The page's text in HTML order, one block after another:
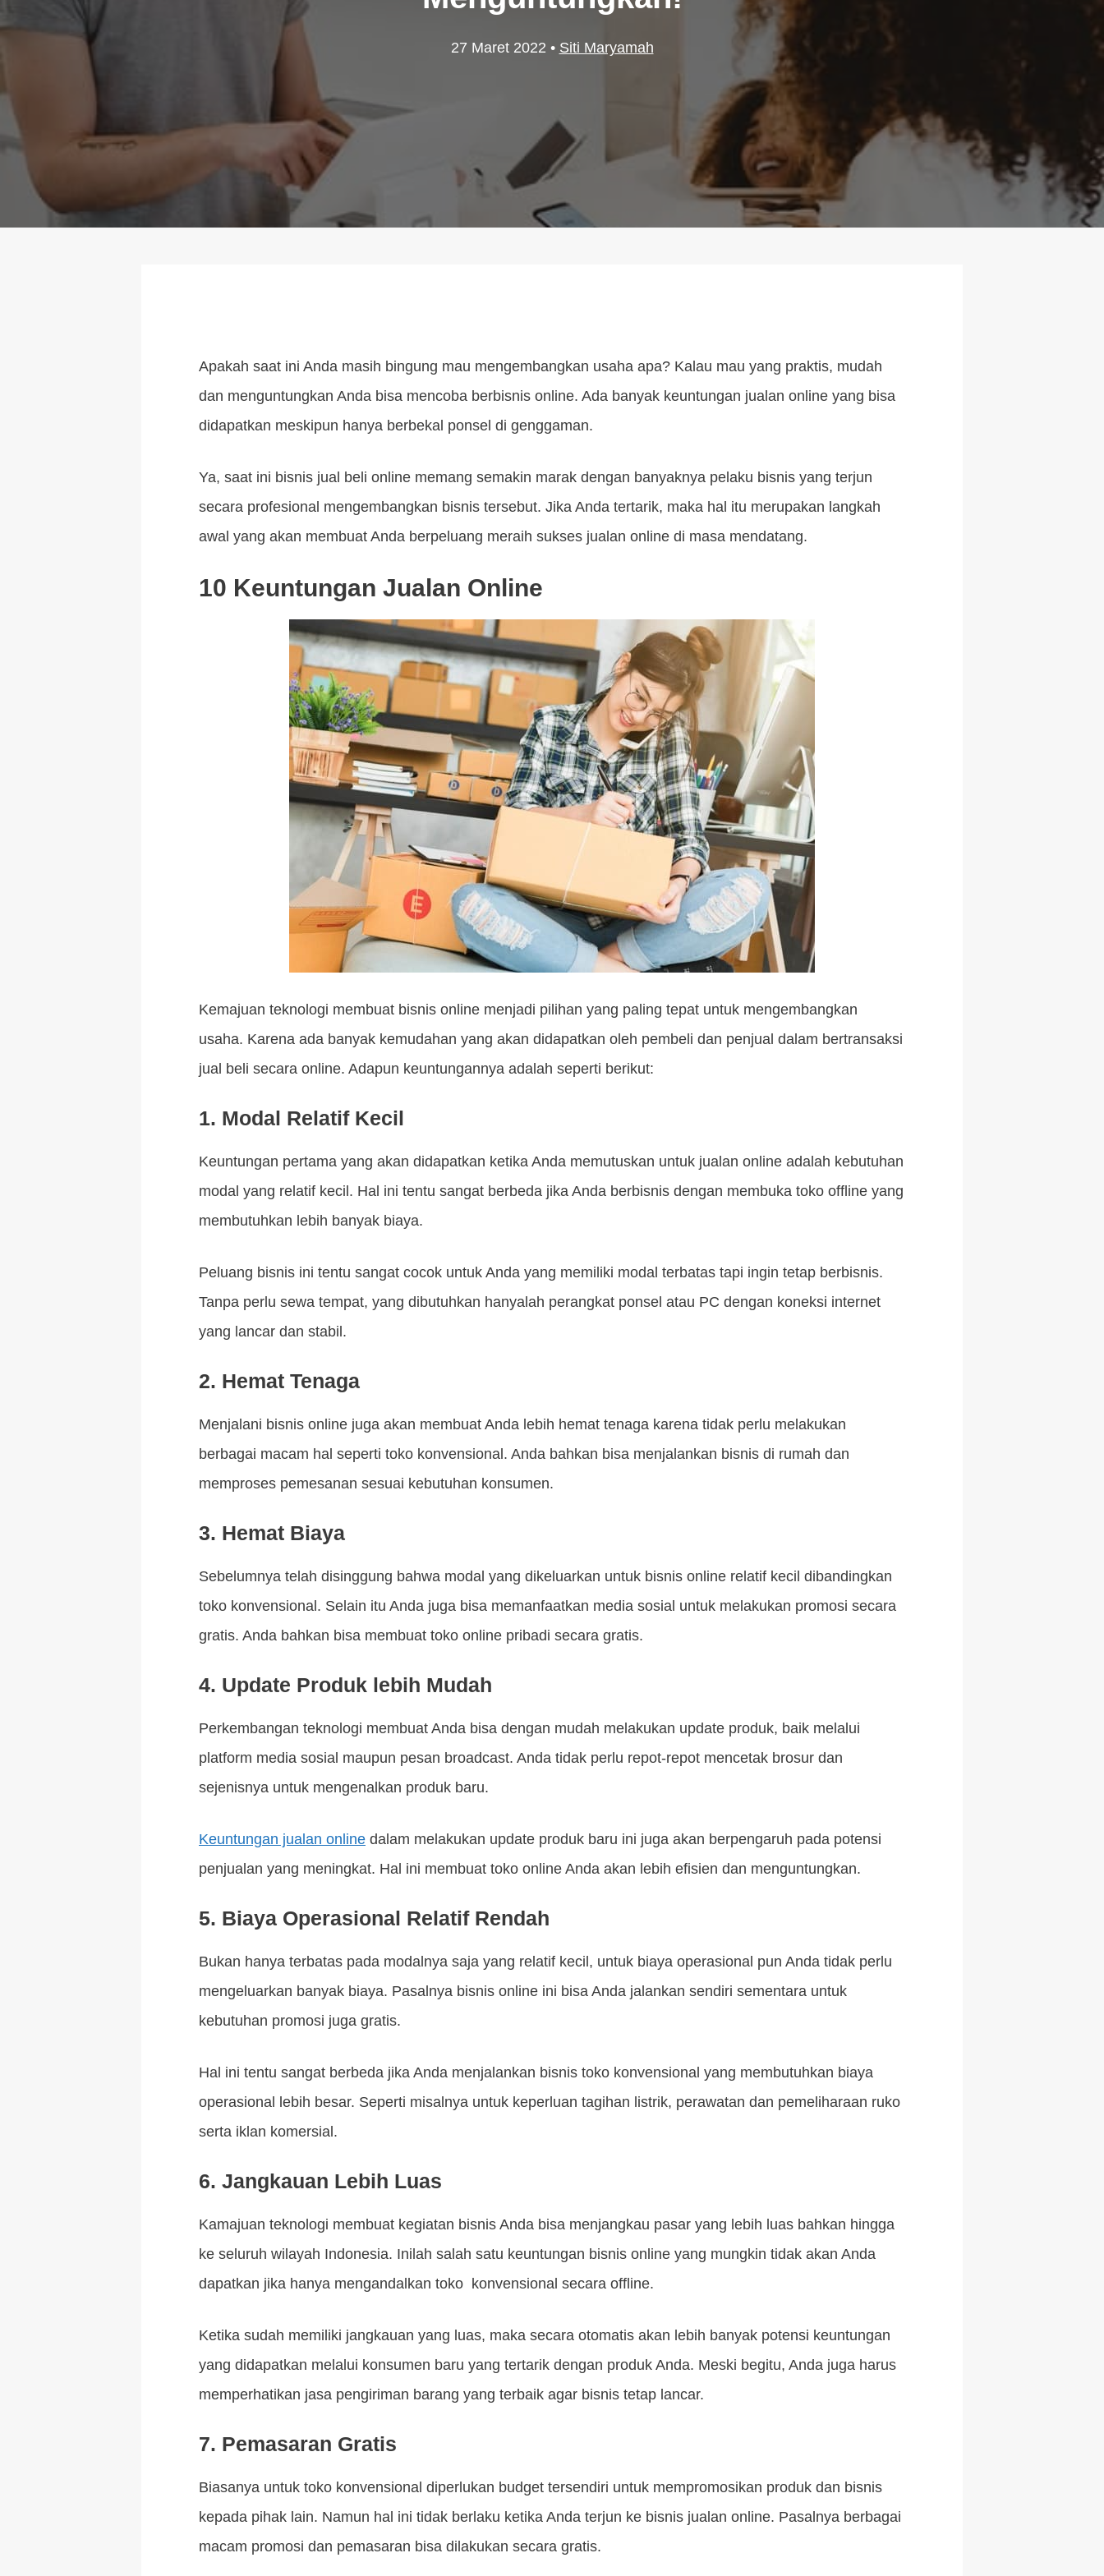
27 Maret 2022 • Siti Maryamah
Apakah saat ini Anda masih bingung mau mengembangkan usaha apa? Kalau mau yang praktis, mudah
dan menguntungkan Anda bisa mencoba berbisnis online. Ada banyak keuntungan jualan online yang bisa
didapatkan meskipun hanya berbekal ponsel di genggaman.
Ya, saat ini bisnis jual beli online memang semakin marak dengan banyaknya pelaku bisnis yang terjun
secara profesional mengembangkan bisnis tersebut. Jika Anda tertarik, maka hal itu merupakan langkah
awal yang akan membuat Anda berpeluang meraih sukses jualan online di masa mendatang.
10 Keuntungan Jualan Online
Kemajuan teknologi membuat bisnis online menjadi pilihan yang paling tepat untuk mengembangkan
usaha. Karena ada banyak kemudahan yang akan didapatkan oleh pembeli dan penjual dalam bertransaksi
jual beli secara online. Adapun keuntungannya adalah seperti berikut:
1. Modal Relatif Kecil
Keuntungan pertama yang akan didapatkan ketika Anda memutuskan untuk jualan online adalah kebutuhan
modal yang relatif kecil. Hal ini tentu sangat berbeda jika Anda berbisnis dengan membuka toko offline yang
membutuhkan lebih banyak biaya.
Peluang bisnis ini tentu sangat cocok untuk Anda yang memiliki modal terbatas tapi ingin tetap berbisnis.
Tanpa perlu sewa tempat, yang dibutuhkan hanyalah perangkat ponsel atau PC dengan koneksi internet
yang lancar dan stabil.
2. Hemat Tenaga
Menjalani bisnis online juga akan membuat Anda lebih hemat tenaga karena tidak perlu melakukan
berbagai macam hal seperti toko konvensional. Anda bahkan bisa menjalankan bisnis di rumah dan
memproses pemesanan sesuai kebutuhan konsumen.
3. Hemat Biaya
Sebelumnya telah disinggung bahwa modal yang dikeluarkan untuk bisnis online relatif kecil dibandingkan
toko konvensional. Selain itu Anda juga bisa memanfaatkan media sosial untuk melakukan promosi secara
gratis. Anda bahkan bisa membuat toko online pribadi secara gratis.
4. Update Produk lebih Mudah
Perkembangan teknologi membuat Anda bisa dengan mudah melakukan update produk, baik melalui
platform media sosial maupun pesan broadcast. Anda tidak perlu repot-repot mencetak brosur dan
sejenisnya untuk mengenalkan produk baru.
Keuntungan jualan online dalam melakukan update produk baru ini juga akan berpengaruh pada potensi
penjualan yang meningkat. Hal ini membuat toko online Anda akan lebih efisien dan menguntungkan.
5. Biaya Operasional Relatif Rendah
Bukan hanya terbatas pada modalnya saja yang relatif kecil, untuk biaya operasional pun Anda tidak perlu
mengeluarkan banyak biaya. Pasalnya bisnis online ini bisa Anda jalankan sendiri sementara untuk
kebutuhan promosi juga gratis.
Hal ini tentu sangat berbeda jika Anda menjalankan bisnis toko konvensional yang membutuhkan biaya
operasional lebih besar. Seperti misalnya untuk keperluan tagihan listrik, perawatan dan pemeliharaan ruko
serta iklan komersial.
6. Jangkauan Lebih Luas
Kamajuan teknologi membuat kegiatan bisnis Anda bisa menjangkau pasar yang lebih luas bahkan hingga
ke seluruh wilayah Indonesia. Inilah salah satu keuntungan bisnis online yang mungkin tidak akan Anda
dapatkan jika hanya mengandalkan toko konvensional secara offline.
Ketika sudah memiliki jangkauan yang luas, maka secara otomatis akan lebih banyak potensi keuntungan
yang didapatkan melalui konsumen baru yang tertarik dengan produk Anda. Meski begitu, Anda juga harus
memperhatikan jasa pengiriman barang yang terbaik agar bisnis tetap lancar.
7. Pemasaran Gratis
Biasanya untuk toko konvensional diperlukan budget tersendiri untuk mempromosikan produk dan bisnis
kepada pihak lain. Namun hal ini tidak berlaku ketika Anda terjun ke bisnis jualan online. Pasalnya berbagai
macam promosi dan pemasaran bisa dilakukan secara gratis.